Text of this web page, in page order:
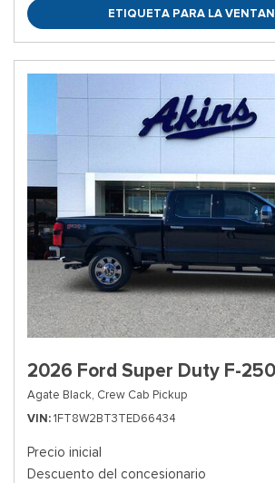
ETIQUETA PARA LA
2026 Ford Super Duty F-
Agate Black, Crew Cab Pickup
VIN 1FT8W2BT3TED66434
Precio inicial
Descuento del concesionario